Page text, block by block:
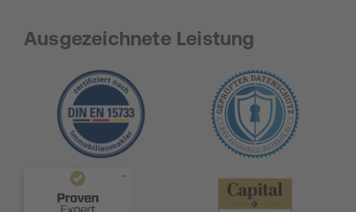
Ausgezeichnete Leistung
Kundenbewertungen und Erfahrungen zu